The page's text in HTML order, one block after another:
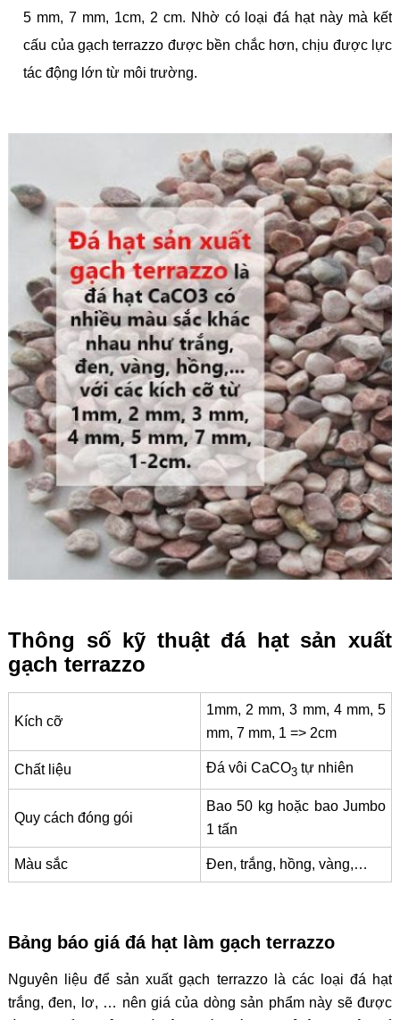
5 mm, 7 mm, 1cm, 2 cm. Nhờ có loại đá hạt này mà kết
cấu của gạch terrazzo được bền chắc hơn, chịu được lực
tác động lớn từ môi trường.
Thông số kỹ thuật đá hạt sản xuất
gạch terrazzo
Kích cỡ
1mm, 2 mm, 3 mm, 4 mm, 5
mm, 7 mm, 1 => 2cm
Chất liệu Đá vôi CaCO3tự nhiên
Quy cách đóng gói
Bao 50 kg hoặc bao Jumbo
1 tấn
Màu sắc Đen, trắng, hồng, vàng,…
Bảng báo giá đá hạt làm gạch terrazzo
Nguyên liệu để sản xuất gạch terrazzo là các loại đá hạt
trắng, đen, lơ, … nên giá của dòng sản phẩm này sẽ được